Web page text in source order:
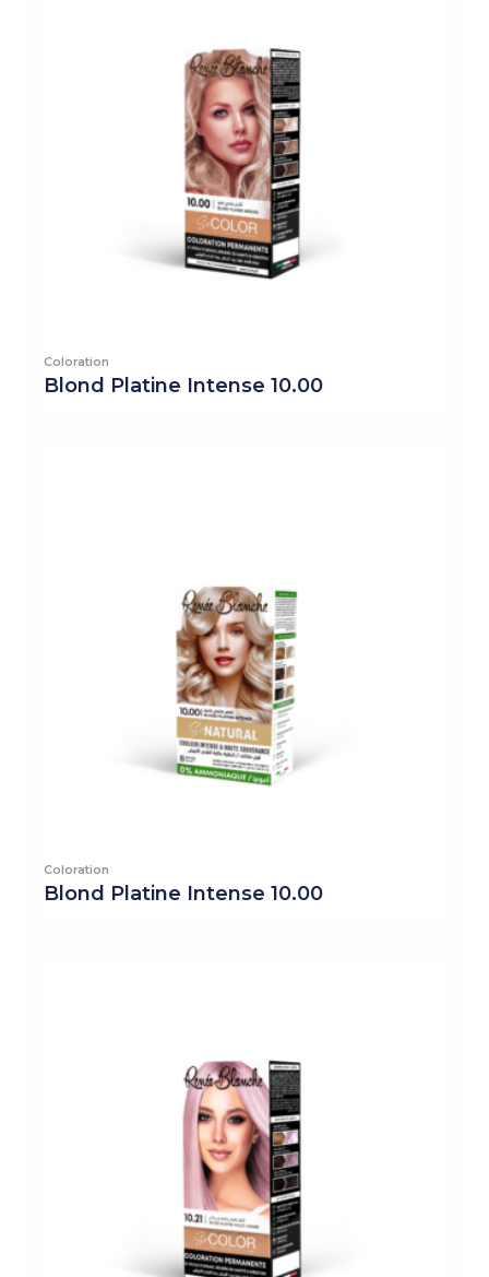
Coloration
Blond Platine Intense 10.00
Coloration
Blond Platine Intense 10.00